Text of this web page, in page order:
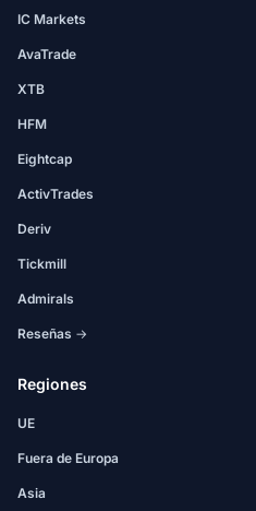
IC Markets
AvaTrade
XTB
HFM
Eightcap
ActivTrades
Deriv
Tickmill
Admirals
Reseñas →
Regiones
UE
Fuera de Europa
Asia